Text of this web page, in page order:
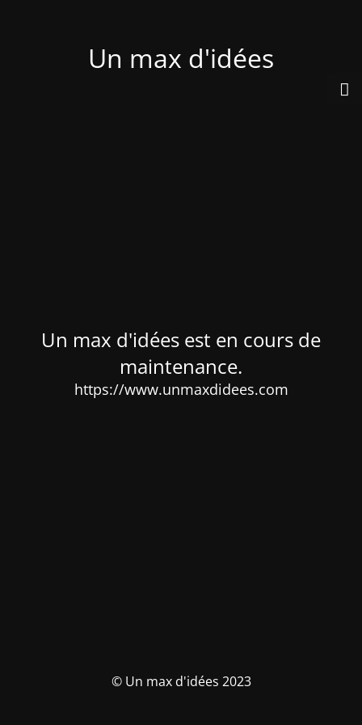
Un max d'idées
Un max d'idées est en cours de
maintenance.
https://www.unmaxdidees.com
© Un max d'idées 2023